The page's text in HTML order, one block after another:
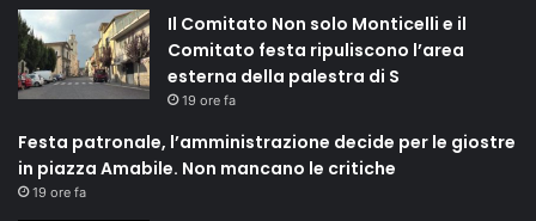
Il Comitato Non solo Monticelli e il
Comitato festa ripuliscono l’area
esterna della palestra di S
19 ore fa
Festa patronale, l’amministrazione decide per le giostre
in piazza Amabile. Non mancano le critiche
19 ore fa